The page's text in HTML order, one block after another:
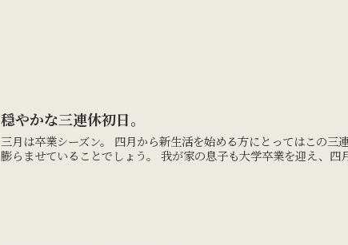
穏やかな三連休初日。
三月は卒業シーズン。 四月から新生活を始める方にとってはこの
膨らませていることでしょう。 我が家の息子も大学卒業を迎え、四